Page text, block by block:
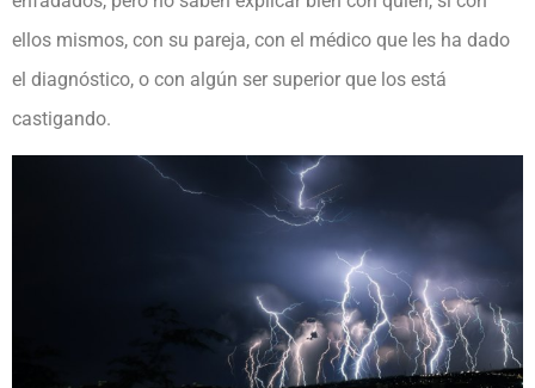
ellos mismos, con su pareja, con el médico que les ha dado
el diagnóstico, o con algún ser superior que los está
castigando.